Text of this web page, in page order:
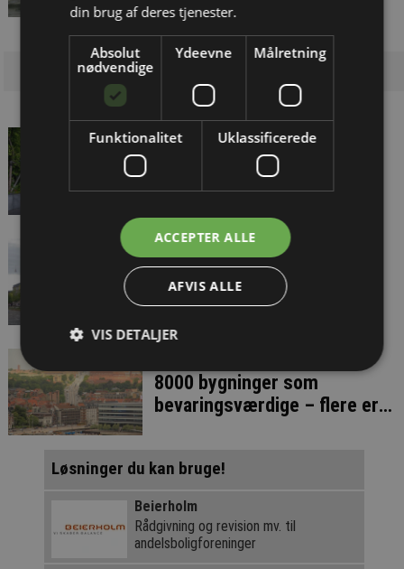
Første skærmfri legeplads
indviet – en ide for
boligforeninger?
Regeringen varsler stort
skattesmæk til
andelsboligejere
8000 bygninger som
bevaringsværdige – flere er
Løsninger du kan bruge!
Beierholm
Rådgivning og revision mv. til
andelsboligforeninger
din brug af deres tjenester.
Absolut
nødvendige
Ydeevne Målretning
Funktionalitet Uklassificerede
ACCEPTER ALLE
AFVIS ALLE
VIS DETALJER